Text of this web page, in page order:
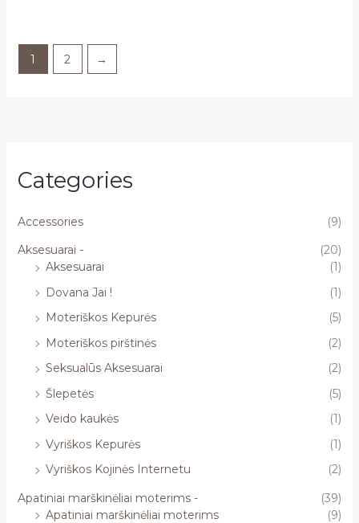
Categories
Accessories
(9)
Aksesuarai -
(20)
Aksesuarai
(1)
Dovana Jai !
(1)
Moteriškos Kepurės
(5)
Moteriškos pirštinės
(2)
Seksualūs Aksesuarai
(2)
Šlepetės
(5)
Veido kaukės
(1)
Vyriškos Kepurės
(1)
Vyriškos Kojinės Internetu
(2)
Apatiniai marškinėliai moterims -
(39)
Apatiniai marškinėliai moterims
(9)
1 2 →